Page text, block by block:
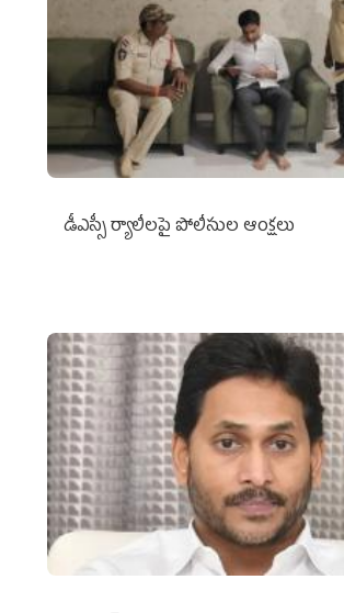
డీఎస్సీ ర్యాలీలపై పోలీసుల ఆంక్షలు